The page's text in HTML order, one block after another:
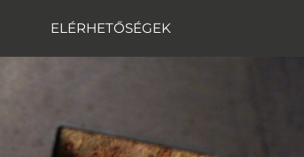
ELÉRHETŐSÉGEK